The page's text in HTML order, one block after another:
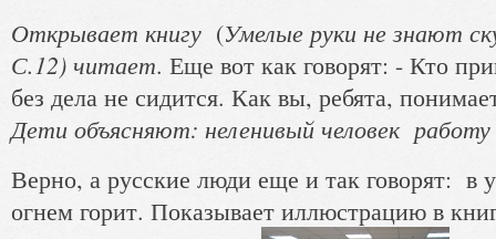
Открывает книгу (Умелые руки не знают
С.12) читает. Еще вот как говорят: - Кто
без дела не сидится. Как вы, ребята,
Дети объясняют: неленивый человек работу
Верно, а русские люди еще и так говорят: в
огнем горит. Показывает иллюстрацию в